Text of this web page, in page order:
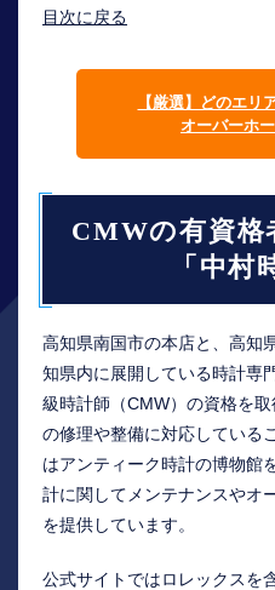
目次に戻る
【厳選】どのエリ
オーバーホ
CMWの有資格
「中村
高知県南国市の本店と、高知
知県内に展開している時計専
級時計師（CMW）の資格を
の修理や整備に対応している
はアンティーク時計の博物館
計に関してメンテナンスやオ
を提供しています。
公式サイトではロレックスを